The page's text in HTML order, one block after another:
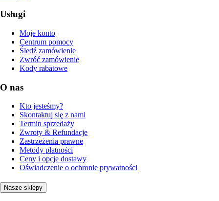
Usługi
Moje konto
Centrum pomocy
Śledź zamówienie
Zwróć zamówienie
Kody rabatowe
O nas
Kto jesteśmy?
Skontaktuj się z nami
Termin sprzedaży
Zwroty & Refundacje
Zastrzeżenia prawne
Metody płatności
Ceny i opcje dostawy
Oświadczenie o ochronie prywatności
Nasze sklepy